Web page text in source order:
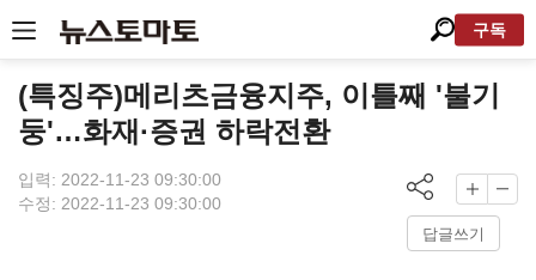
구독
(특징주)메리츠금융지주, 이틀째 '불기
둥'…화재·증권 하락전환
입력: 2022-11-23 09:30:00
수정: 2022-11-23 09:30:00
답글쓰기